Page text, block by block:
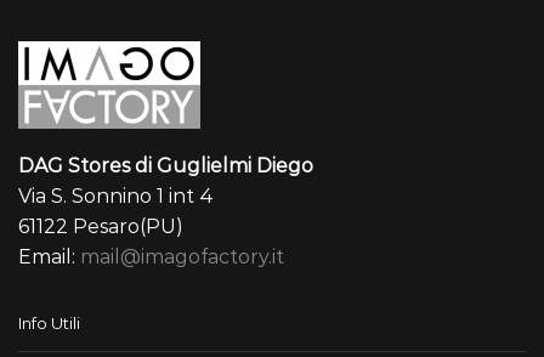
DAG Stores di Guglielmi Diego
Via S. Sonnino 1 int 4
61122 Pesaro(PU)
Email: mail@imagofactory.it
Info Utili